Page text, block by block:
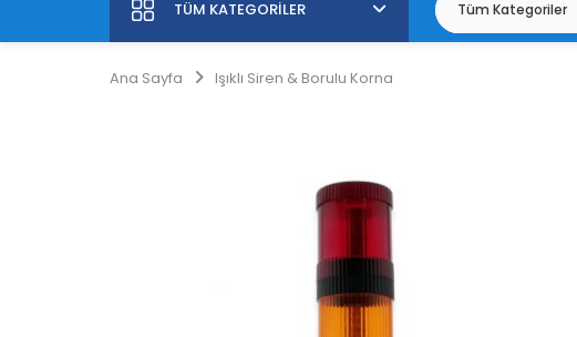
TÜM KATEGORILER
Ana Sayfa Işıklı Siren & Borulu Korna